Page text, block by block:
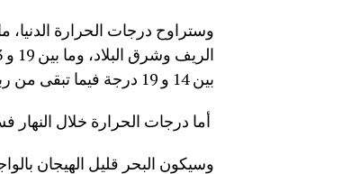
بين 14 و 19 درجة فيما تبقى من ربوع المملكة.
أما درجات الحرارة خلال النهار
وسيكون البحر قليل الهيجان